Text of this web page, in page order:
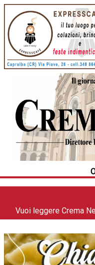
Vuoi leggere Crema